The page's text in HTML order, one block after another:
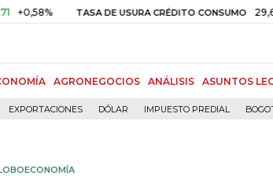
TASA DE USURA CRÉDITO CONSUMO 29,66%
AGRONEGOCIOS ANÁLISIS ASUNTOS
EXPORTACIONES DÓLAR IMPUESTO PREDIAL